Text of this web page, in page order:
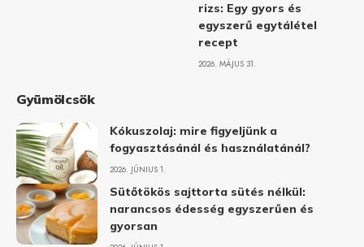
rizs: Egy gyors és
egyszerű egytálétel
recept
2026. MÁJUS 31.
Gyümölcsök
Kókuszolaj: mire figyeljünk a
fogyasztásánál és használatánál?
2026. JÚNIUS 1.
Sütőtökös sajttorta sütés nélkül:
narancsos édesség egyszerűen és
gyorsan